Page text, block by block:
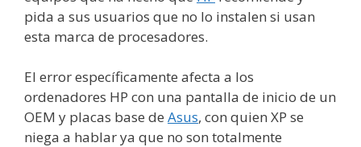
pida a sus usuarios que no lo instalen si usan
esta marca de procesadores.
El error específicamente afecta a los
ordenadores HP con una pantalla de inicio de un
OEM y placas base de Asus, con quien XP se
niega a hablar ya que no son totalmente